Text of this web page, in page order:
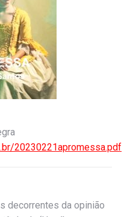
20230221apromessa.pdf
decorrentes da opinião